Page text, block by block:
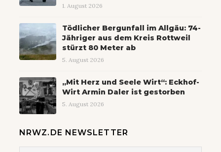
1. August 2026
Tödlicher Bergunfall im Allgäu: 74-
Jähriger aus dem Kreis Rottweil
stürzt 80 Meter ab
5. August 2026
„Mit Herz und Seele Wirt“: Eckhof-
Wirt Armin Daler ist gestorben
5. August 2026
NRWZ.DE NEWSLETTER